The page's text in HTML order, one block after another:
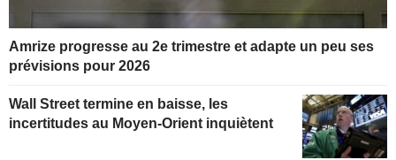
Amrize progresse au 2e trimestre et adapte un peu ses
prévisions pour 2026
Wall Street termine en baisse, les
incertitudes au Moyen-Orient inquiètent